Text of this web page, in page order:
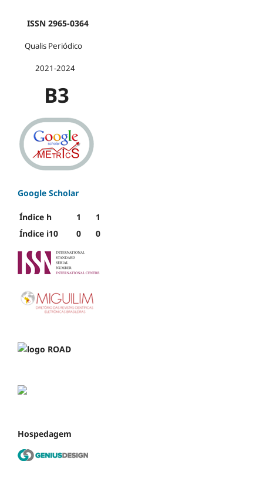
ISSN 2965-0364
Qualis Periódico
2021-2024
B3
Google Scholar
Índice h 1
1
Índice i10
0 0
Hospedagem